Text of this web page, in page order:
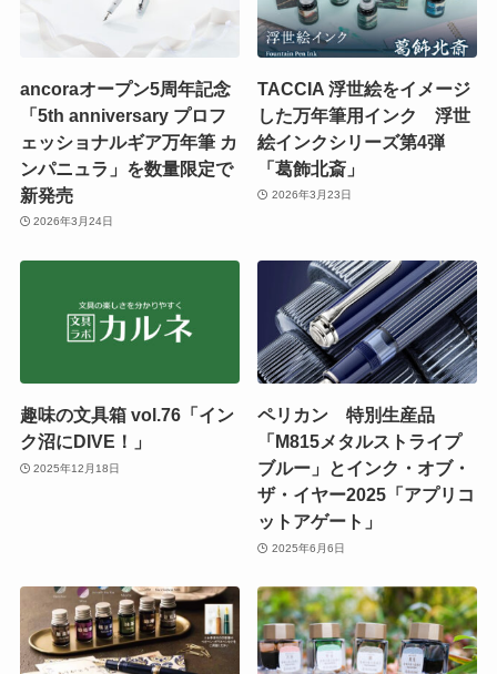
ancoraオープン5周年記念
「5th anniversary プロフ
ェッショナルギア万年筆 カ
ンパニュラ」を数量限定で
新発売
2026年3月24日
TACCIA 浮世絵をイメージ
した万年筆用インク 浮世
絵インクシリーズ第4弾
「葛飾北斎」
2026年3月23日
趣味の文具箱 vol.76「イン
ク沼にDIVE！」
2025年12月18日
ペリカン 特別生産品
「M815メタルストライプ
ブルー」とインク・オブ・
ザ・イヤー2025「アプリコ
ットアゲート」
2025年6月6日